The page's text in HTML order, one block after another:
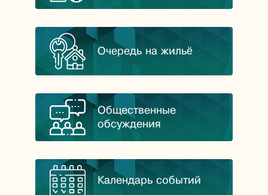
Очередь на жильё
Общественные
обсуждения
Календарь событий